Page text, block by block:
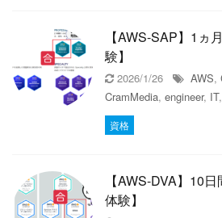
【AWS-SAP】1ヵ
験】
2026/1/26 AWS,
CramMedia, engineer, IT,
資格
【AWS-DVA】10
体験】